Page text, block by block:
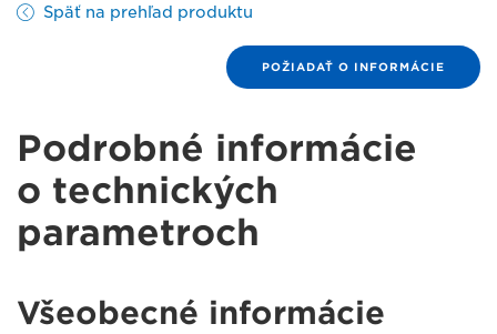
Späť na prehľad produktu
POŽIADAŤ O INFORMÁCIE
Podrobné informácie
o technických
parametroch
Všeobecné informácie